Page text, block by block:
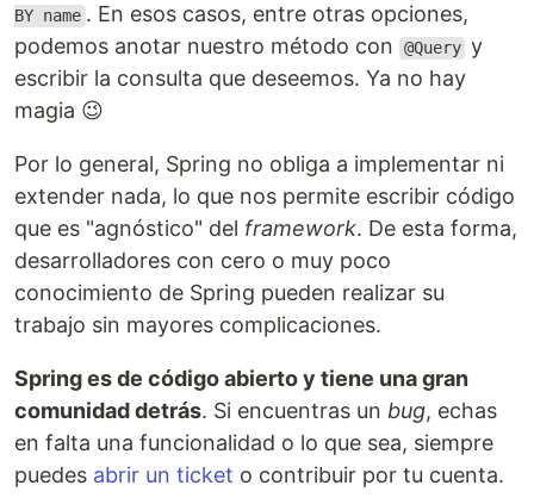
BY name . En esos casos, entre otras opciones,
podemos anotar nuestro método con
@Query y
escribir la consulta que deseemos. Ya no hay
magia 😉
Por lo general, Spring no obliga a implementar ni
extender nada, lo que nos permite escribir código
que es "agnóstico" del framework. De esta forma,
desarrolladores con cero o muy poco
conocimiento de Spring pueden realizar su
trabajo sin mayores complicaciones.
Spring es de código abierto y tiene una gran
comunidad detrás. Si encuentras un bug, echas
en falta una funcionalidad o lo que sea, siempre
puedes abrir un ticket o contribuir por tu cuenta.